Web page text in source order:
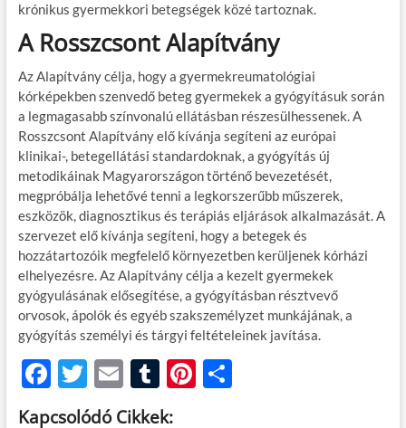
krónikus gyermekkori betegségek közé tartoznak.
A Rosszcsont Alapítvány
Az Alapítvány célja, hogy a gyermekreumatológiai
kórképekben szenvedő beteg gyermekek a gyógyításuk során
a legmagasabb színvonalú ellátásban részesülhessenek. A
Rosszcsont Alapítvány elő kívánja segíteni az európai
klinikai-, betegellátási standardoknak, a gyógyítás új
metodikáinak Magyarországon történő bevezetését,
megpróbálja lehetővé tenni a legkorszerűbb műszerek,
eszközök, diagnosztikus és terápiás eljárások alkalmazását. A
szervezet elő kívánja segíteni, hogy a betegek és
hozzátartozóik megfelelő környezetben kerüljenek kórházi
elhelyezésre. Az Alapítvány célja a kezelt gyermekek
gyógyulásának elősegítése, a gyógyításban résztvevő
orvosok, ápolók és egyéb szakszemélyzet munkájának, a
gyógyítás személyi és tárgyi feltételeinek javítása.
F
ac
T
w
E
m
T
u
Pi O
Kapcsolódó Cikkek: